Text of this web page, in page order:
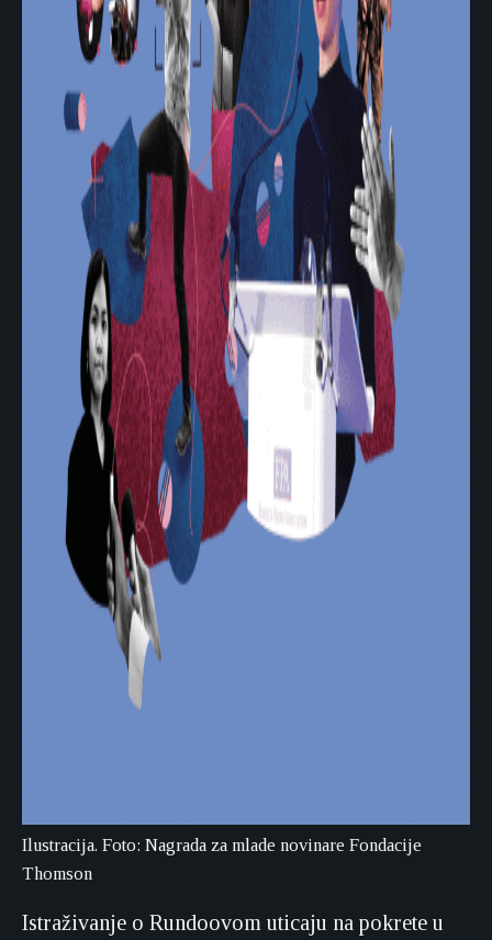
Ilustracija. Foto: Nagrada za mlade novinare Fondacije
Thomson
Istraživanje o Rundoovom uticaju na pokrete u